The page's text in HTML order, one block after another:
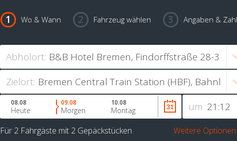
Wo & Wann Fahrzeug wählen Angaben &
Abholort:
Zielort:
um
08.08
Heute
09.08
Morgen
10.08
Montag
Für 2 Fahrgäste mit 2 Gepäckstücken Weitere Optionen